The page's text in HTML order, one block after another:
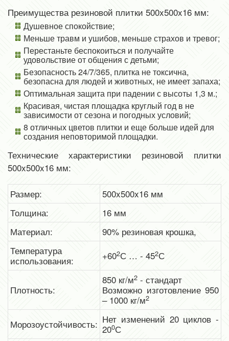
Преимущества резиновой плитки 500x500x16 мм:
Душевное спокойствие;
Меньше травм и ушибов, меньше страхов и тревог;
Перестаньте беспокоиться и получайте
удовольствие от общения с детьми;
Безопасность 24/7/365, плитка не токсична,
безопасна для людей и животных, не имеет запаха;
Оптимальная защита при падении с высоты 1,3 м.;
Красивая, чистая площадка круглый год в не
зависимости от сезона и погодных условий;
8 отличных цветов плитки и еще больше идей для
создания неповторимой площадки.
Технические характеристики резиновой плитки
500x500x16 мм:
Размер:
500x500x16 мм
Толщина:
16 мм
Материал:
90% резиновая крошка,
Температура
использования:
+602С … - 452С
Плотность:
850 кг/м2 - стандарт
Возможно изготовление 950
– 1000 кг/м2
Морозоустойчивость: Нет изменений 20 циклов -
200С